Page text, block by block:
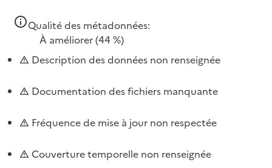
Qualité des métadonnées:
À améliorer(44 %)
Description des données non renseignée
Documentation des fichiers manquante
Fréquence de mise à jour non respectée
Couverture temporelle non renseignée